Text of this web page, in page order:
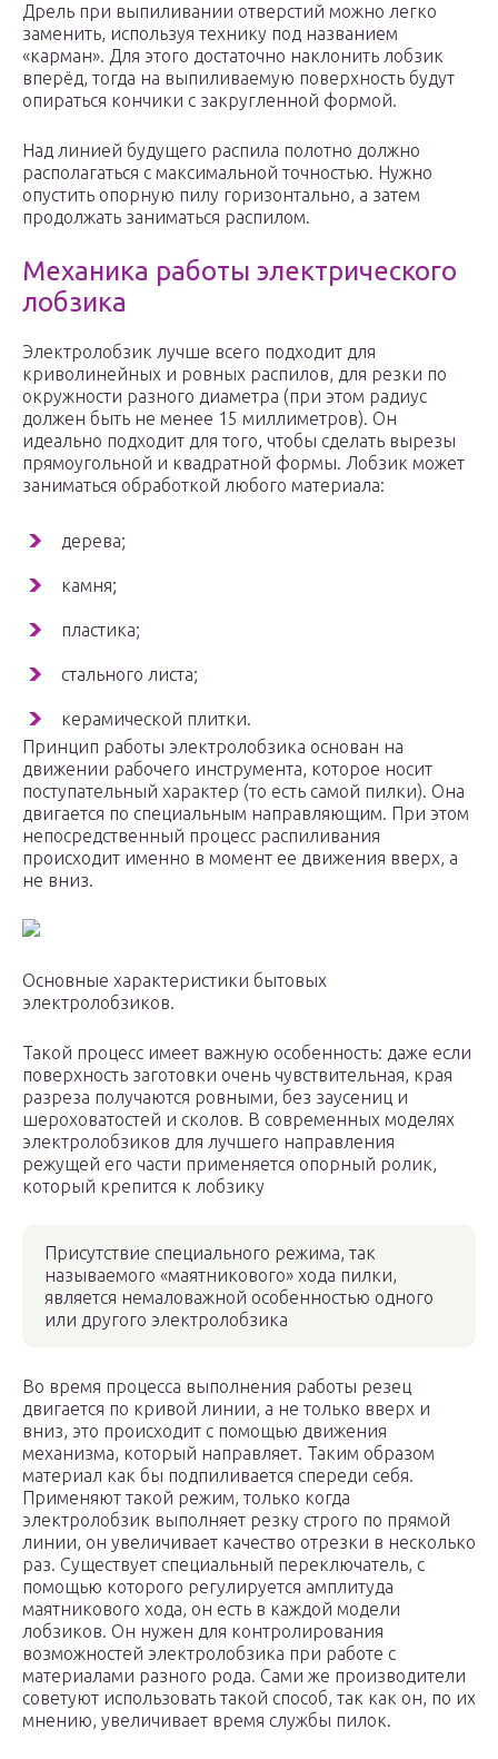
Дрель при выпиливании отверстий можно легко
заменить, используя технику под названием
«карман». Для этого достаточно наклонить лобзик
вперёд, тогда на выпиливаемую поверхность будут
опираться кончики с закругленной формой.
Над линией будущего распила полотно должно
располагаться с максимальной точностью. Нужно
опустить опорную пилу горизонтально, а затем
продолжать заниматься распилом.
Механика работы электрического
лобзика
Электролобзик лучше всего подходит для
криволинейных и ровных распилов, для резки по
окружности разного диаметра (при этом радиус
должен быть не менее 15 миллиметров). Он
идеально подходит для того, чтобы сделать вырезы
прямоугольной и квадратной формы. Лобзик может
заниматься обработкой любого материала:
дерева;
камня;
пластика;
стального листа;
керамической плитки.
Принцип работы электролобзика основан на
движении рабочего инструмента, которое носит
поступательный характер (то есть самой пилки). Она
двигается по специальным направляющим. При этом
непосредственный процесс распиливания
происходит именно в момент ее движения вверх, а
не вниз.
Основные характеристики бытовых
электролобзиков.
Такой процесс имеет важную особенность: даже если
поверхность заготовки очень чувствительная, края
разреза получаются ровными, без заусениц и
шероховатостей и сколов. В современных моделях
электролобзиков для лучшего направления
режущей его части применяется опорный ролик,
который крепится к лобзику
Присутствие специального режима, так
называемого «маятникового» хода пилки,
является немаловажной особенностью одного
или другого электролобзика
Во время процесса выполнения работы резец
двигается по кривой линии, а не только вверх и
вниз, это происходит с помощью движения
механизма, который направляет. Таким образом
материал как бы подпиливается спереди себя.
Применяют такой режим, только когда
электролобзик выполняет резку строго по прямой
линии, он увеличивает качество отрезки в несколько
раз. Существует специальный переключатель, с
помощью которого регулируется амплитуда
маятникового хода, он есть в каждой модели
лобзиков. Он нужен для контролирования
возможностей электролобзика при работе с
материалами разного рода. Сами же производители
советуют использовать такой способ, так как он, по их
мнению, увеличивает время службы пилок.